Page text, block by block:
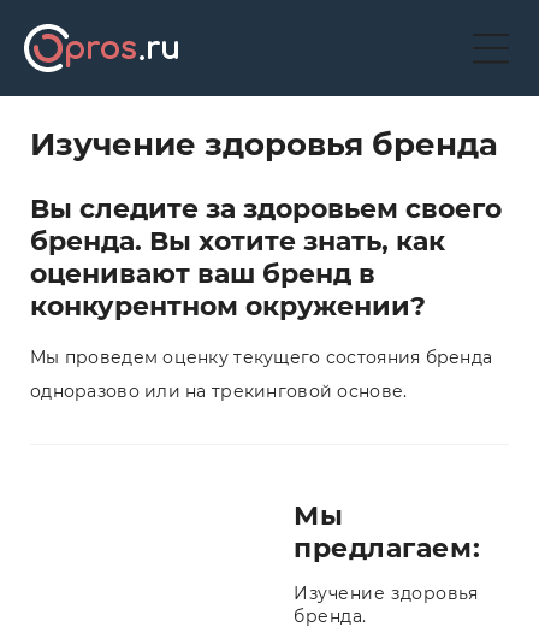
Изучение здоровья бренда
Вы следите за здоровьем своего
бренда. Вы хотите знать, как
оценивают ваш бренд в
конкурентном окружении?
Мы проведем оценку текущего состояния бренда
одноразово или на трекинговой основе.
Мы
предлагаем:
Изучение здоровья
бренда.